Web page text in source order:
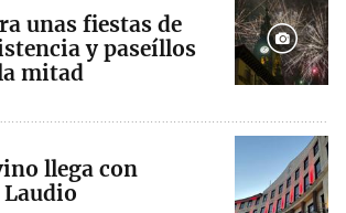
unas fiestas de
y paseíllos
mitad
llega con
Laudio